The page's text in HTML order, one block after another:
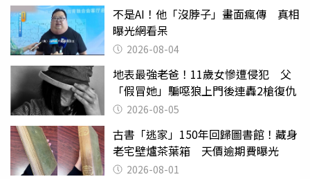
不是AI！他「沒脖子」畫面瘋傳 真相
曝光網看呆
2026-08-04
地表最強老爸！11歲女慘遭侵犯 父
「假冒她」騙噁狼上門後連轟2槍復仇
2026-08-05
古書「逃家」150年回歸圖書館！藏身
老宅壁爐茶葉箱 天價逾期費曝光
2026-08-01